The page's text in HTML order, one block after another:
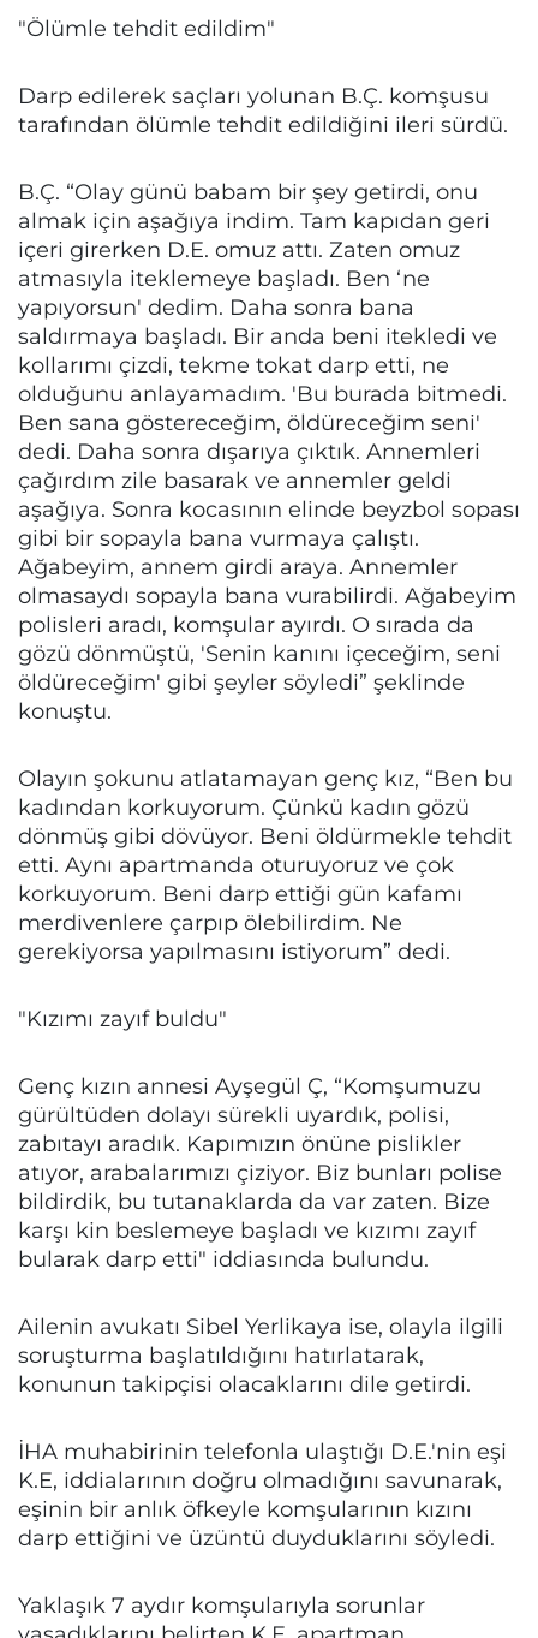
"Ölümle tehdit edildim"
Darp edilerek saçları yolunan B.Ç. komşusu
tarafından ölümle tehdit edildiğini ileri sürdü.
B.Ç. “Olay günü babam bir şey getirdi, onu
almak için aşağıya indim. Tam kapıdan geri
içeri girerken D.E. omuz attı. Zaten omuz
atmasıyla iteklemeye başladı. Ben ‘ne
yapıyorsun' dedim. Daha sonra bana
saldırmaya başladı. Bir anda beni itekledi ve
kollarımı çizdi, tekme tokat darp etti, ne
olduğunu anlayamadım. 'Bu burada bitmedi.
Ben sana göstereceğim, öldüreceğim seni'
dedi. Daha sonra dışarıya çıktık. Annemleri
çağırdım zile basarak ve annemler geldi
aşağıya. Sonra kocasının elinde beyzbol sopası
gibi bir sopayla bana vurmaya çalıştı.
Ağabeyim, annem girdi araya. Annemler
olmasaydı sopayla bana vurabilirdi. Ağabeyim
polisleri aradı, komşular ayırdı. O sırada da
gözü dönmüştü, 'Senin kanını içeceğim, seni
öldüreceğim' gibi şeyler söyledi” şeklinde
konuştu.
Olayın şokunu atlatamayan genç kız, “Ben bu
kadından korkuyorum. Çünkü kadın gözü
dönmüş gibi dövüyor. Beni öldürmekle tehdit
etti. Aynı apartmanda oturuyoruz ve çok
korkuyorum. Beni darp ettiği gün kafamı
merdivenlere çarpıp ölebilirdim. Ne
gerekiyorsa yapılmasını istiyorum” dedi.
"Kızımı zayıf buldu"
Genç kızın annesi Ayşegül Ç, “Komşumuzu
gürültüden dolayı sürekli uyardık, polisi,
zabıtayı aradık. Kapımızın önüne pislikler
atıyor, arabalarımızı çiziyor. Biz bunları polise
bildirdik, bu tutanaklarda da var zaten. Bize
karşı kin beslemeye başladı ve kızımı zayıf
bularak darp etti" iddiasında bulundu.
Ailenin avukatı Sibel Yerlikaya ise, olayla ilgili
soruşturma başlatıldığını hatırlatarak,
konunun takipçisi olacaklarını dile getirdi.
İHA muhabirinin telefonla ulaştığı D.E.'nin eşi
K.E, iddialarının doğru olmadığını savunarak,
eşinin bir anlık öfkeyle komşularının kızını
darp ettiğini ve üzüntü duyduklarını söyledi.
Yaklaşık 7 aydır komşularıyla sorunlar